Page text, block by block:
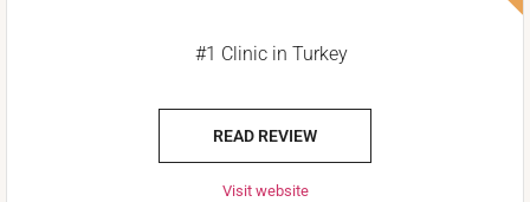
#1 Clinic in Turkey
READ REVIEW
Visit website